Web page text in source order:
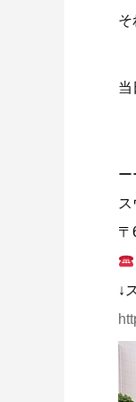
そ
当
ー
〒
↓